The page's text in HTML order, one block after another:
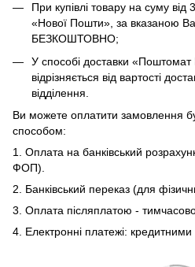
При купівлі товару на суму
«Нової Пошти», за вказаною
БЕЗКОШТОВНО;
У способі доставки
відрізняється від вартості
відділення.
Ви можете оплатити замовлення
способом:
1. Оплата на банківський
ФОП).
2. Банківський переказ (для
3. Оплата післяплатою -
4. Електронні платежі: